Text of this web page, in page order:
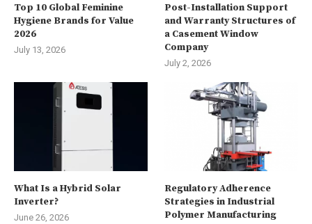
Top 10 Global Feminine
Hygiene Brands for Value
2026
July 13, 2026
Post-Installation Support
and Warranty Structures of
a Casement Window
Company
July 2, 2026
What Is a Hybrid Solar
Inverter?
June 26, 2026
Regulatory Adherence
Strategies in Industrial
Polymer Manufacturing